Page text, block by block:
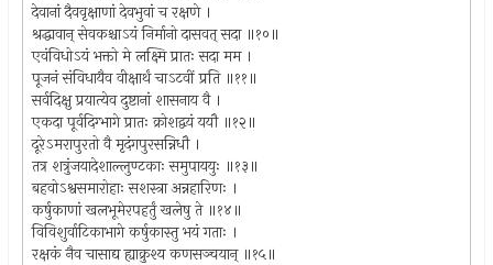
देवानां दैववृक्षाणां देवभुवां च रक्षणे ।
श्रद्धावान् सेवकश्चाऽयं निर्मानो दासवत् सदा ॥१०॥
एवंविधोऽयं भक्तो मे लक्ष्मि प्रातः सदा मम ।
पूजनं संविधायैव वीक्षार्थं चाऽटवीं प्रति ॥११॥
सर्वदिक्षु प्रयात्येव दुष्टानां शासनाय वै ।
एकदा पूर्वदिग्भागे प्रातः क्रोशद्वयं ययौ ॥१२॥
दूरेऽमरापुरतो वै मृदंगपुरसन्निधौ ।
तत्र शत्रुंजयादेशाल्लुण्टकाः समुपाययुः ॥१३॥
बहवोऽश्वसमारोहाः सशस्त्रा अन्नहारिणः ।
कर्षुकाणां खलभूमेरपहर्तुं खलेषु ते ॥१४॥
विविशुर्वाटिकाभागे कर्षुकास्तु भयं गताः ।
रक्षकं नैव चासाद्य ह्याक्रुश्य कणसञ्चयान् ॥१५॥